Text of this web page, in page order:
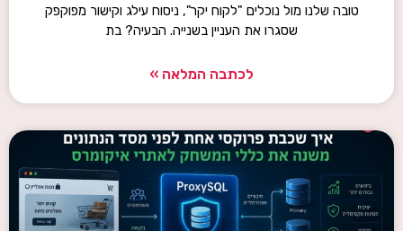
טובה שלנו מול נוכלים "לקוח יקר", ניסוח עילג וקישור מפוקפק
שסגרו את העניין בשנייה. הבעיה? בת
לכתבה המלאה »